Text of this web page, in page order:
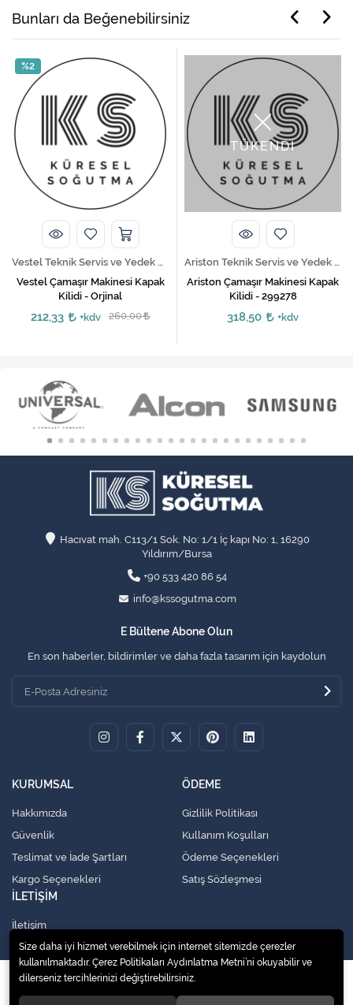
Bunları da Beğenebilirsiniz
%2
Vestel Teknik Servis ve Yedek Parça Hizmetleri
Vestel Çamaşır Makinesi Kapak
Kilidi - Orjinal
212,33 +kdv 260,00
TÜKENDİ
Ariston Teknik Servis ve Yedek Parça Hizmetleri
Ariston Çamaşır Makinesi Kapak
Kilidi - 299278
318,50 +kdv
Hacıvat mah. C113/1 Sok. No: 1/1 İç kapı No: 1, 16290
Yıldırım/Bursa
+90 533 420 86 54
info@kssogutma.com
E Bültene Abone Olun
En son haberler, bildirimler ve daha fazla tasarım için kaydolun
KURUMSAL
Hakkımızda
Güvenlik
Teslimat ve İade Şartları
Kargo Seçenekleri
ÖDEME
Gizlilik Politikası
Kullanım Koşulları
Ödeme Seçenekleri
Satış Sözleşmesi
İLETİŞİM
İletişim
© 2020Küresel Soğutma Sistemleri Yedek Parça San. Ve Tic. Ltd. Şti.
Size daha iyi hizmet verebilmek için internet sitemizde çerezler
kullanılmaktadır. Çerez Politikaları Aydınlatma Metni’ni okuyabilir ve
dilerseniz tercihlerinizi değiştirebilirsiniz.